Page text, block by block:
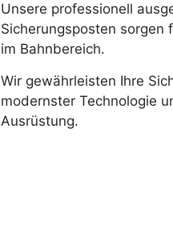
Unsere professionell
Sicherungsposten sorgen
im Bahnbereich.
Wir gewährleisten Ihre
modernster Technologie
Ausrüstung.